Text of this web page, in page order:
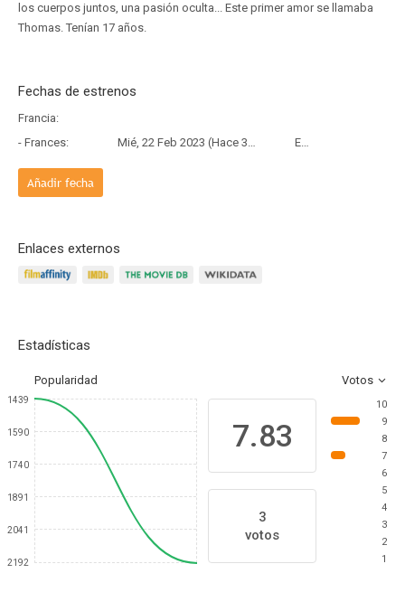
los cuerpos juntos, una pasión oculta... Este primer amor se llamaba
Thomas. Tenían 17 años.
Fechas de estrenos
Francia:
- Frances:
Mié, 22 Feb 2023 (Hace 3 años y 5 meses) Estreno
Añadir fecha
Enlaces externos
Estadísticas
Popularidad Votos
1439
1590
1740
1891
2041
2192
7.83
3
votos
10
9
8
7
6
5
4
3
2
1